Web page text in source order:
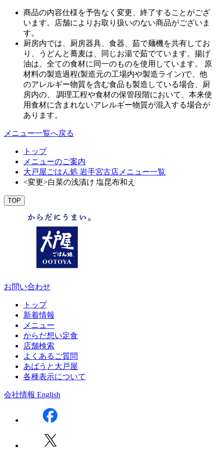
商品の内容仕様を予告なく変更、終了することがござ
います。店舗によりお取り扱いのない商品がございま
す。
厨房内では、厨房器具、食器、茹で麺機を共有してお
り、うどんと蕎麦は、同じお湯で茹でています。揚げ
油は、全ての食材に同一のものを使用しています。 原
材料の製造過程(製造元の工場内や製造ライン)で、他
のアレルギー物質を含む食品も製造している場合、厨
房内の、 調理工程や食材の保管段階において、本来使
用食材に含まれないアレルギー物質が混入する場合が
あります。
メニュー一覧へ戻る
トップ
メニューのご案内
大戸屋ごはん処 岩手宮古店メニュー一覧
<変更>白菜の浅漬け 塩昆布和え
TOP
お問い合わせ
トップ
新着情報
メニュー
からだ想い定食
店舗検索
よくあるご質問
あばうと大戸屋
各種表示について
会社情報 English